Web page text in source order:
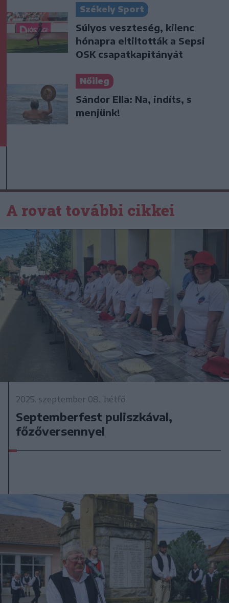
Székely Sport
Súlyos veszteség, kilenc
hónapra eltiltották a Sepsi
OSK csapatkapitányát
Nőileg
Sándor Ella: Na, indíts, s
menjünk!
A rovat további cikkei
2025. szeptember 08., hétfő
Septemberfest puliszkával,
főzőversennyel